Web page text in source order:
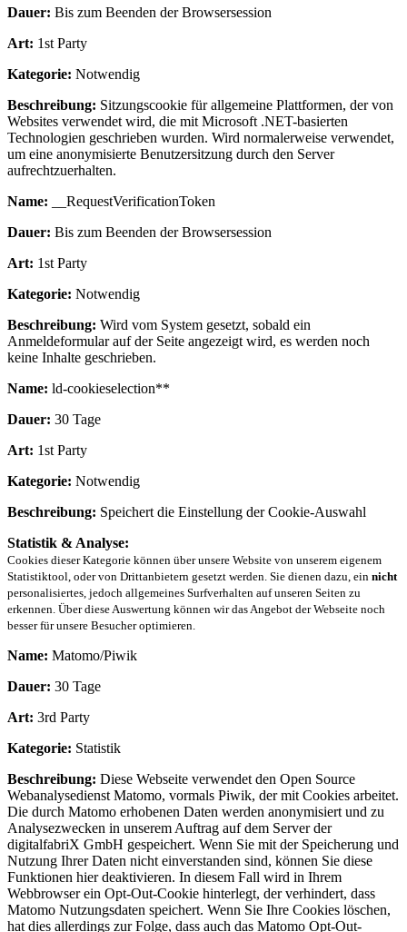
Dauer: Bis zum Beenden der Browsersession
Art: 1st Party
Kategorie: Notwendig
Beschreibung: Sitzungscookie für allgemeine Plattformen, der von
Websites verwendet wird, die mit Microsoft .NET-basierten
Technologien geschrieben wurden. Wird normalerweise verwendet,
um eine anonymisierte Benutzersitzung durch den Server
aufrechtzuerhalten.
Name: __RequestVerificationToken
Dauer: Bis zum Beenden der Browsersession
Art: 1st Party
Kategorie: Notwendig
Beschreibung: Wird vom System gesetzt, sobald ein
Anmeldeformular auf der Seite angezeigt wird, es werden noch
keine Inhalte geschrieben.
Name: ld-cookieselection**
Dauer: 30 Tage
Art: 1st Party
Kategorie: Notwendig
Beschreibung: Speichert die Einstellung der Cookie-Auswahl
Statistik & Analyse:
Cookies dieser Kategorie können über unsere Website von unserem eigenem
Statistiktool, oder von Drittanbietern gesetzt werden. Sie dienen dazu, ein nicht
personalisiertes, jedoch allgemeines Surfverhalten auf unseren Seiten zu
erkennen. Über diese Auswertung können wir das Angebot der Webseite noch
besser für unsere Besucher optimieren.
Name: Matomo/Piwik
Dauer: 30 Tage
Art: 3rd Party
Kategorie: Statistik
Beschreibung: Diese Webseite verwendet den Open Source
Webanalysedienst Matomo, vormals Piwik, der mit Cookies arbeitet.
Die durch Matomo erhobenen Daten werden anonymisiert und zu
Analysezwecken in unserem Auftrag auf dem Server der
digitalfabriX GmbH gespeichert. Wenn Sie mit der Speicherung und
Nutzung Ihrer Daten nicht einverstanden sind, können Sie diese
Funktionen hier deaktivieren. In diesem Fall wird in Ihrem
Webbrowser ein Opt-Out-Cookie hinterlegt, der verhindert, dass
Matomo Nutzungsdaten speichert. Wenn Sie Ihre Cookies löschen,
hat dies allerdings zur Folge, dass auch das Matomo Opt-Out-